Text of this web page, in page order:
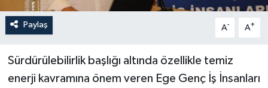
Paylaş A- A+
Sürdürülebilirlik başlığı altında özellikle temiz
enerji kavramına önem veren Ege Genç İş İnsanları